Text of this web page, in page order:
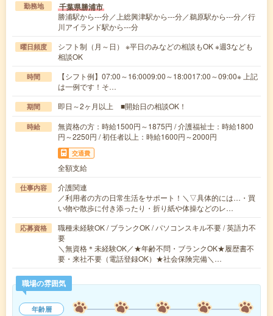
勤務地 千葉県勝浦市
勝浦駅から---分／上総興津駅から---分／鵜原駅から---分／行
川アイランド駅から---分
曜日頻度
シフト制（月～日） ※平日のみなどの相談もOK ※週3なども
相談OK
時間
【シフト例】07:00～16:0009:00～18:0017:00～09:00※ 上記
は一例です！そ…
期間 即日～2ヶ月以上 ■開始日の相談OK！
時給
無資格の方：時給1500円～1875円 / 介護福祉士：時給1800
円～2250円 / 初任者以上：時給1600円～2000円
交通費
全額支給
仕事内容
介護関連
／利用者の方の日常生活をサポート！＼▽具体的には…・買
い物や散歩に付き添ったり・折り紙や体操などのレ…
応募資格
職種未経験OK / ブランクOK / パソコンスキル不要 / 英語力不
要
＼無資格＊未経験OK／★年齢不問・ブランクOK★履歴書不
要・来社不要（電話登録OK）★社会保険完備＼…
職場の雰囲気
年齢層